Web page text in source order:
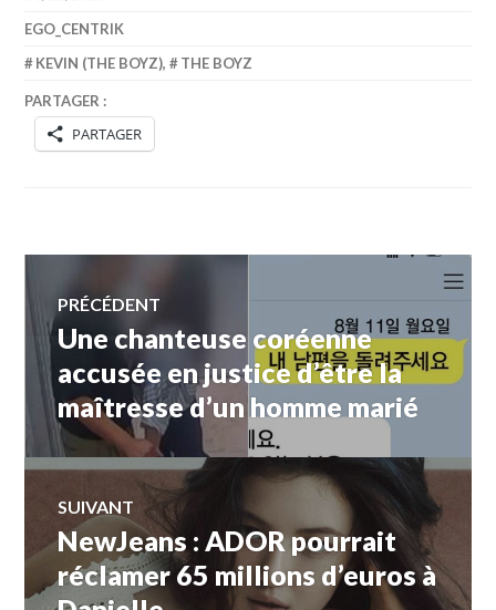
EGO_CENTRIK
KEVIN (THE BOYZ), THE BOYZ
PARTAGER :
PARTAGER
Navigation
de
l’article
PRÉCÉDENT
Article
précédent :
Une chanteuse coréenne
accusée en justice d’être la
maîtresse d’un homme marié
SUIVANT
Article
Suivant:
NewJeans : ADOR pourrait
réclamer 65 millions d’euros à